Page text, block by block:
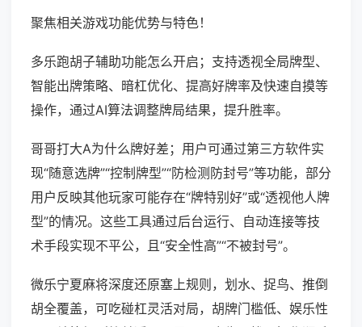
聚焦相关游戏功能优势与特色！
多乐跑胡子辅助功能怎么开启；支持透视全局牌型、
智能出牌策略、暗杠优化、提高好牌率及快速自摸等
操作，通过AI算法调整牌局结果，提升胜率。
哥哥打大A为什么牌好差；用户可通过第三方软件实
现“随意选牌”“控制牌型”“防检测防封号”等功能，部分
用户反映其他玩家可能存在“牌特别好”或“透视他人牌
型”的情况。这些工具通过后台运行、自动连接等技
术手段实现不平公，且“安全性高”“不被封号”。
微乐宁夏麻将深度还原塞上规则，划水、捉鸟、推倒
胡全覆盖，可吃碰杠灵活对局，胡牌门槛低、娱乐性